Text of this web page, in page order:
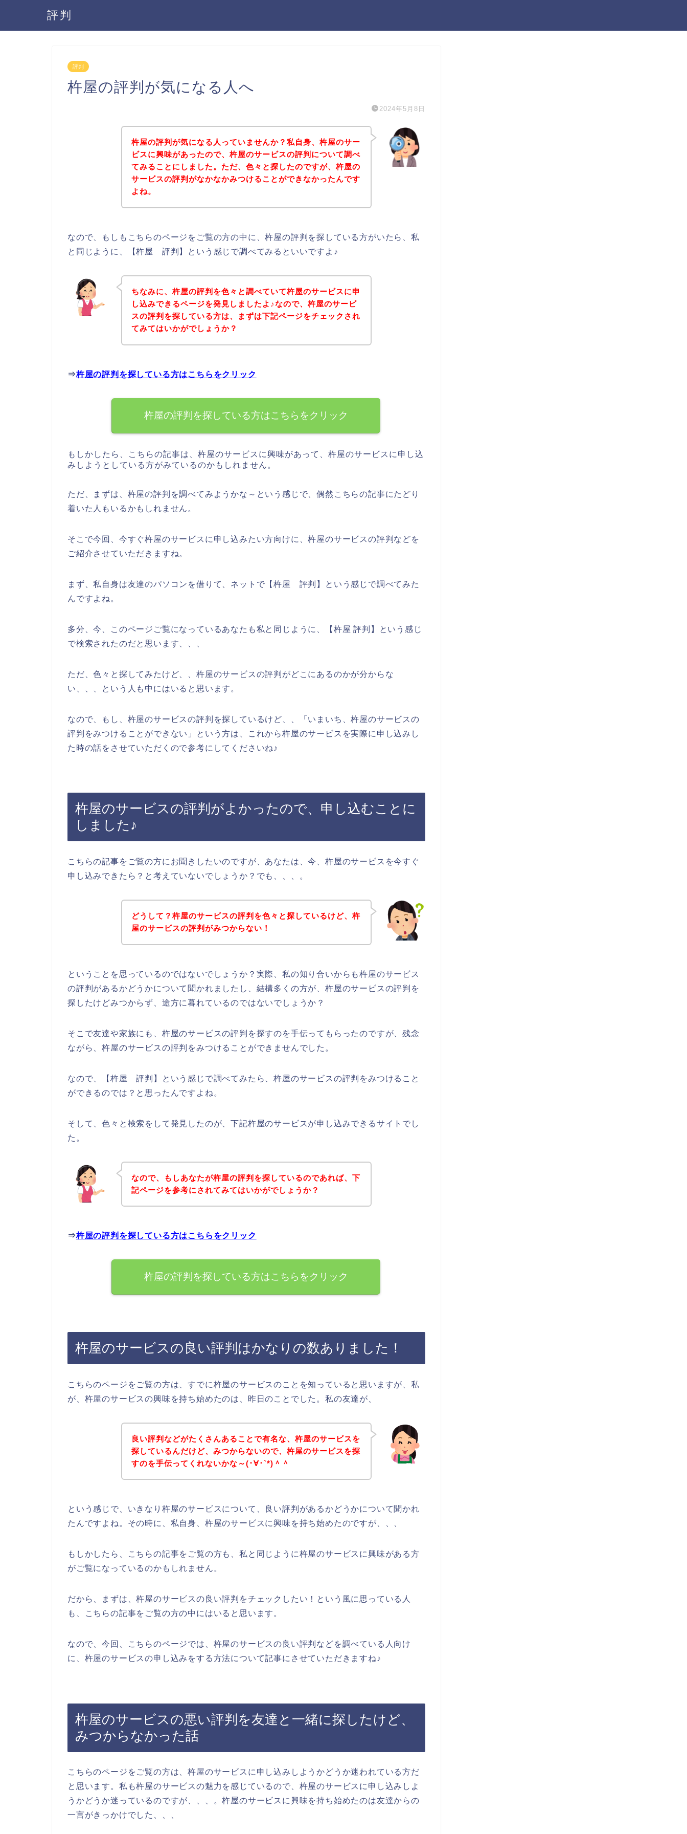
評判
評判
杵屋の評判が気になる人へ
2024年5月8日
杵屋の評判が気になる人っていませんか？私自身、杵屋のサー
ビスに興味があったので、杵屋のサービスの評判について調べ
てみることにしました。ただ、色々と探したのですが、杵屋の
サービスの評判がなかなかみつけることができなかったんです
よね。
なので、もしもこちらのページをご覧の方の中に、杵屋の評判を探している方がいたら、私
と同じように、【杵屋 評判】という感じで調べてみるといいですよ♪
ちなみに、杵屋の評判を色々と調べていて杵屋のサービスに申
し込みできるページを発見しましたよ♪なので、杵屋のサービ
スの評判を探している方は、まずは下記ページをチェックされ
てみてはいかがでしょうか？
⇒杵屋の評判を探している方はこちらをクリック
杵屋の評判を探している方はこちらをクリック
もしかしたら、こちらの記事は、杵屋のサービスに興味があって、杵屋のサービスに申し込
みしようとしている方がみているのかもしれません。
ただ、まずは、杵屋の評判を調べてみようかな～という感じで、偶然こちらの記事にたどり
着いた人もいるかもしれません。
そこで今回、今すぐ杵屋のサービスに申し込みたい方向けに、杵屋のサービスの評判などを
ご紹介させていただきますね。
まず、私自身は友達のパソコンを借りて、ネットで【杵屋 評判】という感じで調べてみた
んですよね。
多分、今、このページご覧になっているあなたも私と同じように、【杵屋 評判】という感じ
で検索されたのだと思います、、、
ただ、色々と探してみたけど、、杵屋のサービスの評判がどこにあるのかが分からな
い、、、という人も中にはいると思います。
なので、もし、杵屋のサービスの評判を探しているけど、、「いまいち、杵屋のサービスの
評判をみつけることができない」という方は、これから杵屋のサービスを実際に申し込みし
た時の話をさせていただくので参考にしてくださいね♪
杵屋のサービスの評判がよかったので、申し込むことに
しました♪
こちらの記事をご覧の方にお聞きしたいのですが、あなたは、今、杵屋のサービスを今すぐ
申し込みできたら？と考えていないでしょうか？でも、、、。
どうして？杵屋のサービスの評判を色々と探しているけど、杵
屋のサービスの評判がみつからない！
ということを思っているのではないでしょうか？実際、私の知り合いからも杵屋のサービス
の評判があるかどうかについて聞かれましたし、結構多くの方が、杵屋のサービスの評判を
探したけどみつからず、途方に暮れているのではないでしょうか？
そこで友達や家族にも、杵屋のサービスの評判を探すのを手伝ってもらったのですが、残念
ながら、杵屋のサービスの評判をみつけることができませんでした。
なので、【杵屋 評判】という感じで調べてみたら、杵屋のサービスの評判をみつけること
ができるのでは？と思ったんですよね。
そして、色々と検索をして発見したのが、下記杵屋のサービスが申し込みできるサイトでし
た。
なので、もしあなたが杵屋の評判を探しているのであれば、下
記ページを参考にされてみてはいかがでしょうか？
⇒杵屋の評判を探している方はこちらをクリック
杵屋の評判を探している方はこちらをクリック
杵屋のサービスの良い評判はかなりの数ありました！
こちらのページをご覧の方は、すでに杵屋のサービスのことを知っていると思いますが、私
が、杵屋のサービスの興味を持ち始めたのは、昨日のことでした。私の友達が、
良い評判などがたくさんあることで有名な、杵屋のサービスを
探しているんだけど、みつからないので、杵屋のサービスを探
すのを手伝ってくれないかな～(･∀･`*)＾＾
という感じで、いきなり杵屋のサービスについて、良い評判があるかどうかについて聞かれ
たんですよね。その時に、私自身、杵屋のサービスに興味を持ち始めたのですが、、、
もしかしたら、こちらの記事をご覧の方も、私と同じように杵屋のサービスに興味がある方
がご覧になっているのかもしれません。
だから、まずは、杵屋のサービスの良い評判をチェックしたい！という風に思っている人
も、こちらの記事をご覧の方の中にはいると思います。
なので、今回、こちらのページでは、杵屋のサービスの良い評判などを調べている人向け
に、杵屋のサービスの申し込みをする方法について記事にさせていただきますね♪
杵屋のサービスの悪い評判を友達と一緒に探したけど、
みつからなかった話
こちらのページをご覧の方は、杵屋のサービスに申し込みしようかどうか迷われている方だ
と思います。私も杵屋のサービスの魅力を感じているので、杵屋のサービスに申し込みしよ
うかどうか迷っているのですが、、、。杵屋のサービスに興味を持ち始めたのは友達からの
一言がきっかけでした、、、